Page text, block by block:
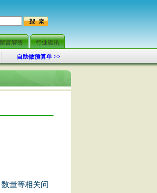
言解答 行业咨讯
自助做预算单 >>
量等相关问